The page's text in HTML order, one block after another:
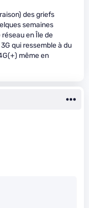
des griefs
semaines
réseau en Île de
qui ressemble à du
même en